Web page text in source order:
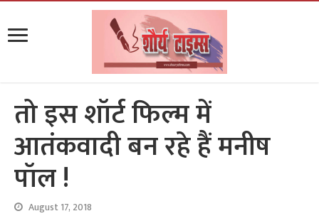
तो इस शॉर्ट फिल्म में
आतंकवादी बन रहे हैं मनीष
पॉल !
August 17, 2018